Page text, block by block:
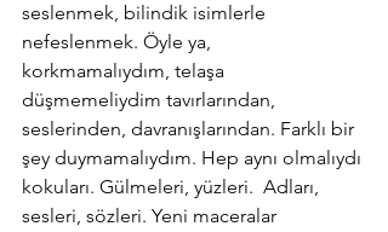
seslenmek, bilindik isimlerle
nefeslenmek. Öyle ya,
korkmamalıydım, telaşa
düşmemeliydim tavırlarından,
seslerinden, davranışlarından. Farklı bir
şey duymamalıydım. Hep aynı olmalıydı
kokuları. Gülmeleri, yüzleri.  Adları,
sesleri, sözleri. Yeni maceralar